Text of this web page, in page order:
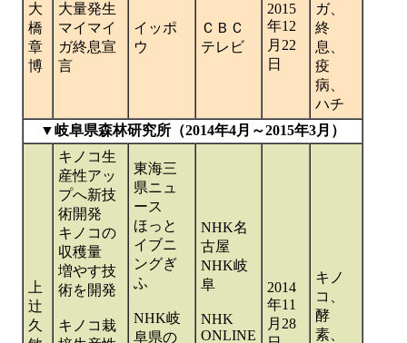
大
橋
章
博
大量発生
マイマイ
ガ終息宣
言
イッポ
ウ
ＣＢＣ
テレビ
2015
年12
月22
日
ガ、
終
息、
疫
病、
ハチ
▼岐阜県森林研究所（2014年4月～2015年3月）
上
辻
久
キノコ生
産性アッ
プへ新技
術開発
キノコの
収穫量
増やす技
術を開発
キノコ栽
東海三
県ニュ
ース
ほっと
イブニ
ングぎ
ふ
NHK岐
阜県の
NHK名
古屋
NHK岐
阜
NHK
ONLINE
2014
年11
月28
キノ
コ、
酵
素、